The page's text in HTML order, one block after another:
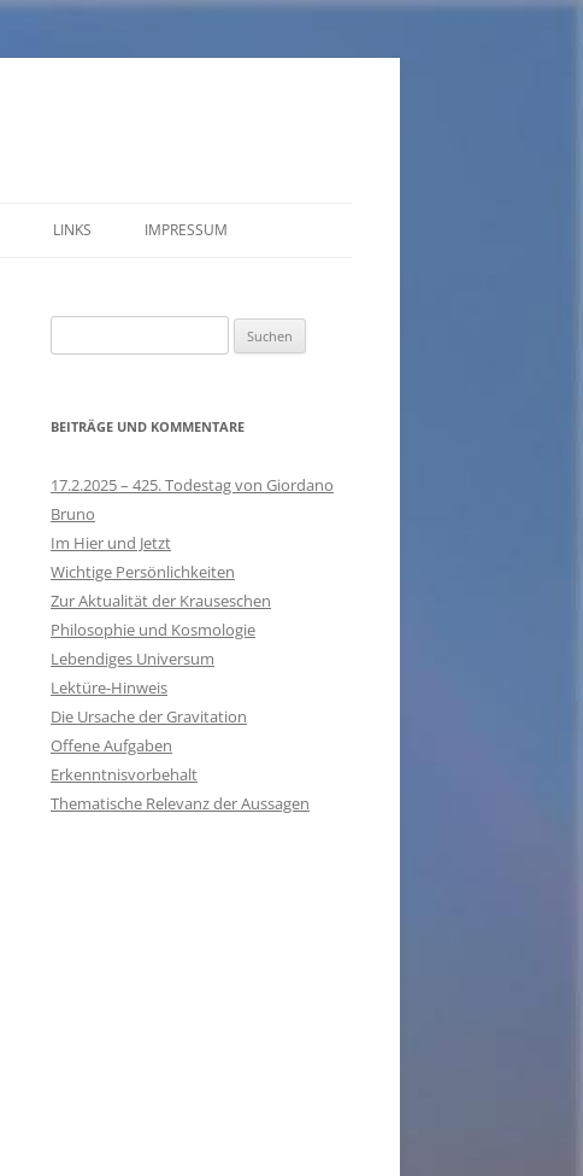
LINKS IMPRESSUM
nach:
BEITRÄGE UND KOMMENTARE
17.2.2025 – 425. Todestag von Giordano
Bruno
Im Hier und Jetzt
Wichtige Persönlichkeiten
Zur Aktualität der Krauseschen
Philosophie und Kosmologie
Lebendiges Universum
Lektüre-Hinweis
Die Ursache der Gravitation
Offene Aufgaben
Erkenntnisvorbehalt
Thematische Relevanz der Aussagen